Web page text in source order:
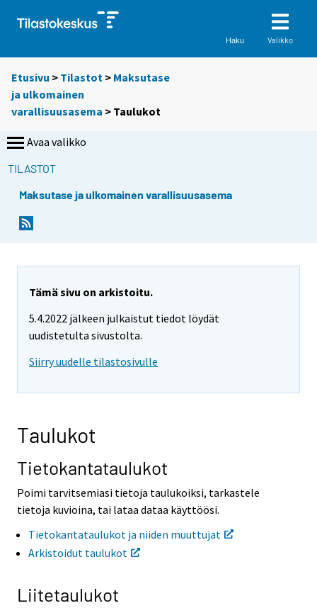
Haku Valikko
Etusivu > Tilastot > Maksutase
ja ulkomainen
varallisuusasema > Taulukot
Avaa valikko
TILASTOT
Maksutase ja ulkomainen varallisuusasema
Tämä sivu on arkistoitu.
5.4.2022 jälkeen julkaistut tiedot löydät
uudistetulta sivustolta.
Siirry uudelle tilastosivulle
Taulukot
Tietokantataulukot
Poimi tarvitsemiasi tietoja taulukoiksi, tarkastele
tietoja kuvioina, tai lataa dataa käyttöösi.
Tietokantataulukot ja niiden muuttujat
Arkistoidut taulukot
Liitetaulukot